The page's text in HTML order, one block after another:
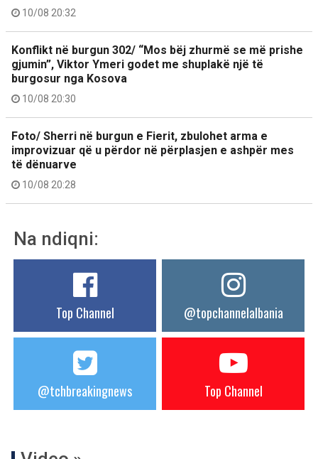
10/08 20:32
Konflikt në burgun 302/ “Mos bëj zhurmë se më prishe
gjumin”, Viktor Ymeri godet me shuplakë një të
burgosur nga Kosova
10/08 20:30
Foto/ Sherri në burgun e Fierit, zbulohet arma e
improvizuar që u përdor në përplasjen e ashpër mes
të dënuarve
10/08 20:28
Na ndiqni:
Top Channel @topchannelalbania
@tchbreakingnews Top Channel